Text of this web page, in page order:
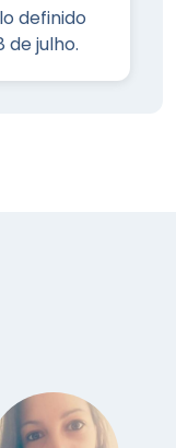
definido
de julho.